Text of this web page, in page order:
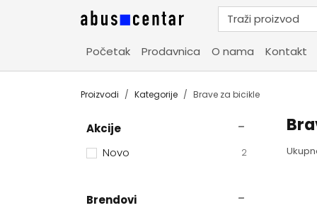
Početak Prodavnica O nama Kontakt
Proizvodi Kategorije Brave za bicikle
Akcije
Novo
2
Brendovi